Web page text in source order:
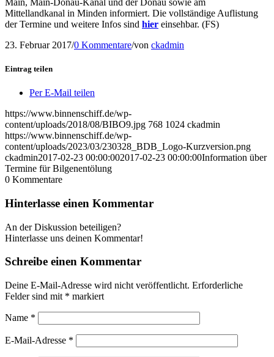
Mittellandkanal in Minden informiert. Die vollständige Auflistung
der Termine und weitere Infos sind hier einsehbar. (FS)
23. Februar 2017/0 Kommentare/von ckadmin
Eintrag teilen
Per E-Mail teilen
https://www.binnenschiff.de/wp-
content/uploads/2018/08/BIBO9.jpg 768 1024 ckadmin
https://www.binnenschiff.de/wp-
content/uploads/2023/03/230328_BDB_Logo-Kurzversion.png
ckadmin2017-02-23 00:00:002017-02-23 00:00:00Information über
Termine für Bilgenentölung
0 Kommentare
Hinterlasse einen Kommentar
An der Diskussion beteiligen?
Hinterlasse uns deinen Kommentar!
Schreibe einen Kommentar
Deine E-Mail-Adresse wird nicht veröffentlicht. Erforderliche
Felder sind mit * markiert
Name *
E-Mail-Adresse *